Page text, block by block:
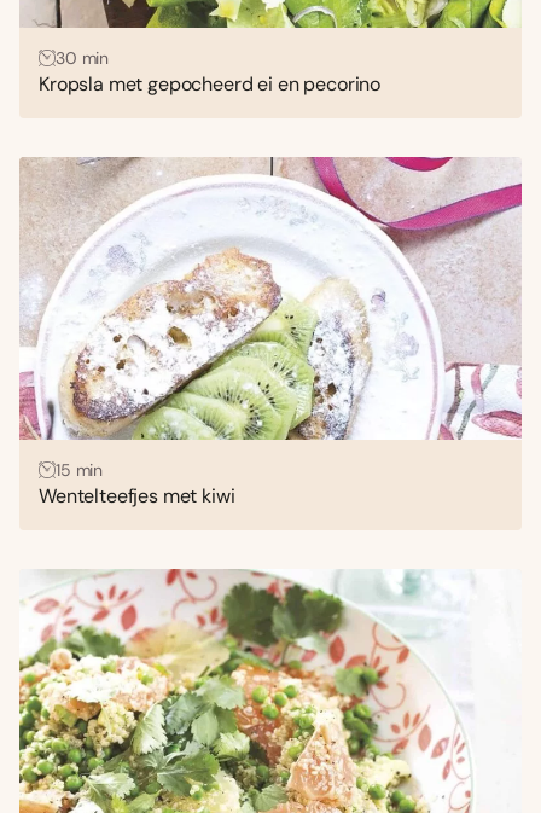
30 min
Kropsla met gepocheerd ei en pecorino
15 min
Wentelteefjes met kiwi